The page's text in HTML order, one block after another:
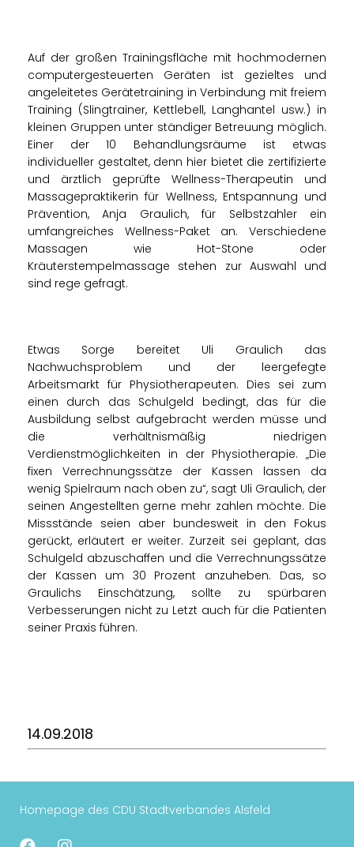
Auf der großen Trainingsfläche mit hochmodernen
computergesteuerten Geräten ist gezieltes und
angeleitetes Gerätetraining in Verbindung mit freiem
Training (Slingtrainer, Kettlebell, Langhantel usw.) in
kleinen Gruppen unter ständiger Betreuung möglich.
Einer der 10 Behandlungsräume ist etwas
individueller gestaltet, denn hier bietet die zertifizierte
und ärztlich geprüfte Wellness-Therapeutin und
Massagepraktikerin für Wellness, Entspannung und
Prävention, Anja Graulich, für Selbstzahler ein
umfangreiches Wellness-Paket an. Verschiedene
Massagen wie Hot-Stone oder
Kräuterstempelmassage stehen zur Auswahl und
sind rege gefragt.
Etwas Sorge bereitet Uli Graulich das
Nachwuchsproblem und der leergefegte
Arbeitsmarkt für Physiotherapeuten. Dies sei zum
einen durch das Schulgeld bedingt, das für die
Ausbildung selbst aufgebracht werden müsse und
die verhältnismäßig niedrigen
Verdienstmöglichkeiten in der Physiotherapie. „Die
fixen Verrechnungssätze der Kassen lassen da
wenig Spielraum nach oben zu“, sagt Uli Graulich, der
seinen Angestellten gerne mehr zahlen möchte. Die
Missstände seien aber bundesweit in den Fokus
gerückt, erläutert er weiter. Zurzeit sei geplant, das
Schulgeld abzuschaffen und die Verrechnungssätze
der Kassen um 30 Prozent anzuheben. Das, so
Graulichs Einschätzung, sollte zu spürbaren
Verbesserungen nicht zu Letzt auch für die Patienten
seiner Praxis führen.
14.09.2018
Homepage des CDU Stadtverbandes Alsfeld